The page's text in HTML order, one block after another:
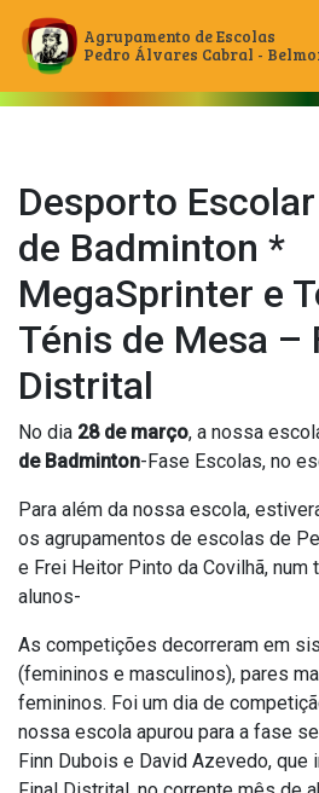
Main Navigation
Agrupamento de Escolas
Pedro Álvares Cabral -
Desporto
de Badminton *
MegaSprinter e
Ténis de Mesa –
Distrital
No dia 28 de março, a nossa
de Badminton-Fase Escolas, no
Para além da nossa escola,
os agrupamentos de escolas de
e Frei Heitor Pinto da Covilhã, num
alunos-
As competições decorreram em
(femininos e masculinos), pares
femininos. Foi um dia de
nossa escola apurou para a fase
Finn Dubois e David Azevedo, que